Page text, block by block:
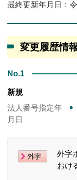
最終更新年月日：
変更履歴情
No.1
新規
法人番号指定年
月日
外字
おけ